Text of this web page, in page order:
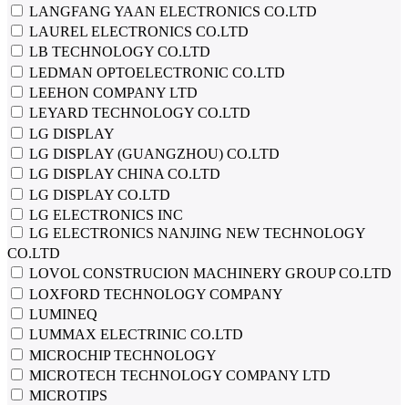
LANGFANG YAAN ELECTRONICS CO.LTD
LAUREL ELECTRONICS CO.LTD
LB TECHNOLOGY CO.LTD
LEDMAN OPTOELECTRONIC CO.LTD
LEEHON COMPANY LTD
LEYARD TECHNOLOGY CO.LTD
LG DISPLAY
LG DISPLAY (GUANGZHOU) CO.LTD
LG DISPLAY CHINA CO.LTD
LG DISPLAY CO.LTD
LG ELECTRONICS INC
LG ELECTRONICS NANJING NEW TECHNOLOGY
CO.LTD
LOVOL CONSTRUCION MACHINERY GROUP CO.LTD
LOXFORD TECHNOLOGY COMPANY
LUMINEQ
LUMMAX ELECTRINIC CO.LTD
MICROCHIP TECHNOLOGY
MICROTECH TECHNOLOGY COMPANY LTD
MICROTIPS